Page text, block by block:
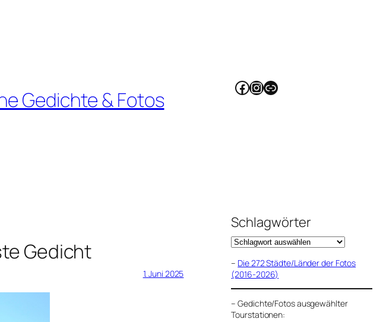
Gedichte & Fotos Facebook
Instagram
Link
Gedicht
1. Juni 2025
Schlagwörter
– Die 272 Städte/Länder der Fotos
(2016-2026)
–Gedichte/Fotos ausgewählter
Tourstationen: